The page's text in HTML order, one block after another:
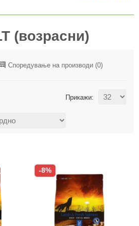
(возрасни)
Споредување на производи (0)
Прикажи:
-8%